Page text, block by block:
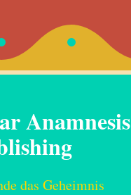
Anamnesis
das Geheimnis